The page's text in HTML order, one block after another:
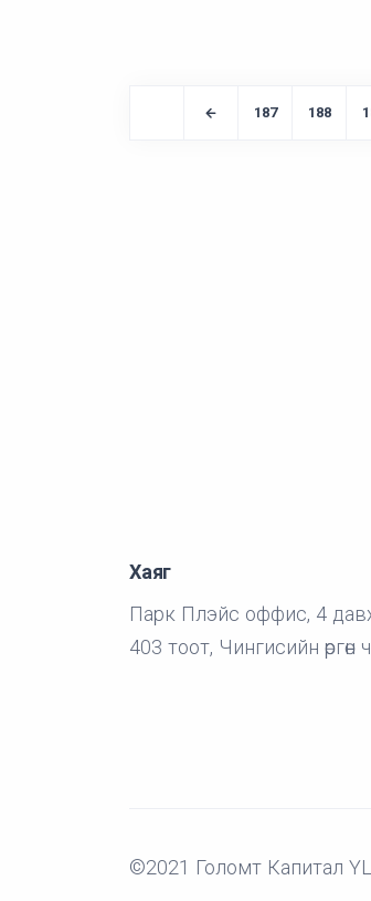
187 188
Хаяг
Парк Плэйс оффис, 4
403 тоот, Чингисийн өргөн
©2021 Голомт Капитал